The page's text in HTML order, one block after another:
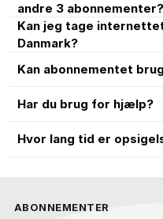
andre 3 abonnementer?
Kan jeg tage
Danmark?
Kan abonnementet
Har du brug for hjælp?
Hvor lang tid er
ABONNEMENTER